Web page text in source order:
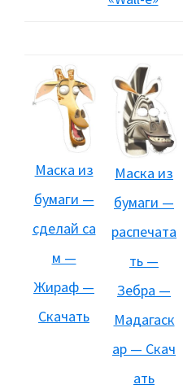
Маска из
бумаги —
сделай са
м —
Жираф —
Скачать
Маска из
бумаги —
распечата
ть —
Зебра —
Мадагаск
ар — Скач
ать